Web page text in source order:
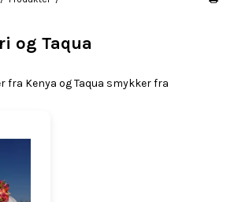
og Taqua
fra Kenya og Taqua smykker fra